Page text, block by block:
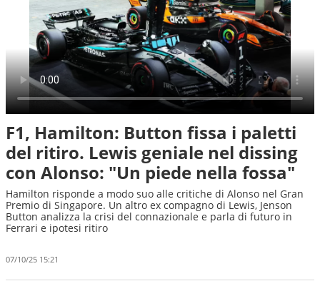
F1, Hamilton: Button fissa i paletti
del ritiro. Lewis geniale nel dissing
con Alonso: "Un piede nella fossa"
Hamilton risponde a modo suo alle critiche di Alonso nel Gran
Premio di Singapore. Un altro ex compagno di Lewis, Jenson
Button analizza la crisi del connazionale e parla di futuro in
Ferrari e ipotesi ritiro
07/10/25 15:21